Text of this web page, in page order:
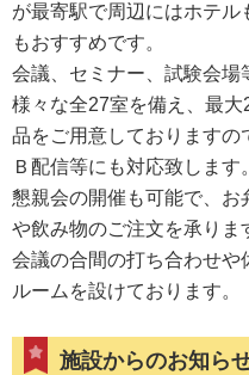
が最寄駅で周辺にはホテル
もおすすめです。
会議、セミナー、試験会
様々な全27室を備え、最
品をご用意しておりますの
Ｂ配信等にも対応致します。
懇親会の開催も可能で、お
や飲み物のご注文を承りま
会議の合間の打ち合わせや
ルームを設けております。
施設からのお知ら